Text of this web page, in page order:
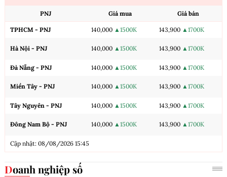
PNJ Giá mua Giá bán
TPHCM - PNJ 140,000 ▲1500K 143,900 ▲1700K
Hà Nội - PNJ 140,000 ▲1500K 143,900 ▲1700K
Đà Nẵng - PNJ 140,000 ▲1500K 143,900 ▲1700K
Miền Tây - PNJ 140,000 ▲1500K 143,900 ▲1700K
Tây Nguyên - PNJ 140,000 ▲1500K 143,900 ▲1700K
Đông Nam Bộ - PNJ 140,000 ▲1500K 143,900 ▲1700K
Cập nhật: 08/08/2026 15:45
Doanh nghiệp số